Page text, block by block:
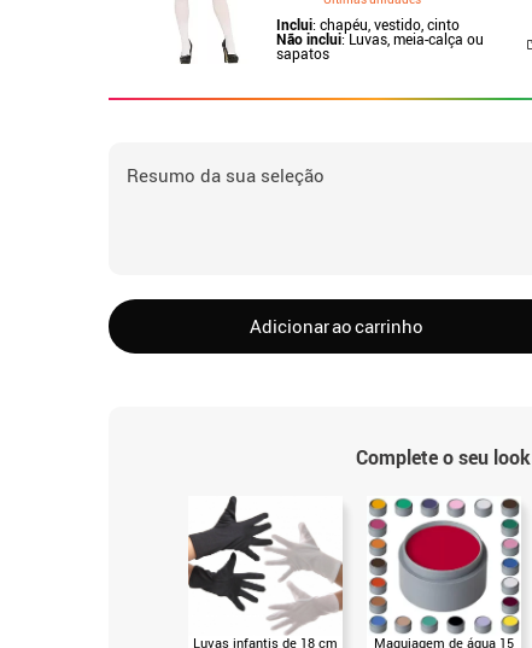
Inclui: chapéu, vestido, cinto
Não inclui: Luvas, meia-calça ou
sapatos
Resumo da sua seleção
Adicionar ao carrinho
Complete o seu look
Luvas infantis de 18 cm Maquiagem de água 15